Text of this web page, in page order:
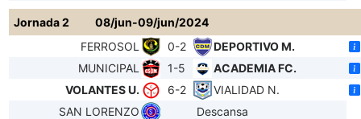
Jornada 2
08/jun-09/jun/2024
FERROSOL
0-2
DEPORTIVO M.
MUNICIPAL
1-5
ACADEMIA FC.
VOLANTES U.
6-2
VIALIDAD N.
SAN LORENZO
Descansa